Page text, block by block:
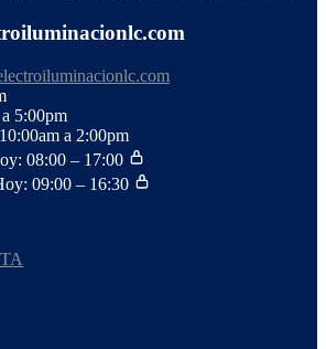
5:00pm
a 2:00pm
08:00 – 17:00
09:00 – 16:30